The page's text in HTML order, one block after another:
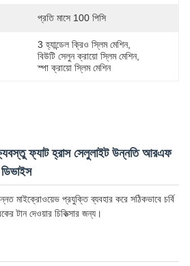
প্রতি মাসে 100 পিসি
3 হ্যান্ডেল ক্রিও স্লিম মেশিন,
বিউটি সেলুন ক্রায়ো স্লিম মেশিন,
স্পা ক্রায়ো স্লিম মেশিন
ফ্যাট হ্রাস সেলুলাইট উন্নতি আরএফ
মাইক্রোওয়েভ প্রযুক্তি ব্যবহার করে সঠিকভাবে চর্বি
টান দেওয়ার চিকিত্সার জন্য।